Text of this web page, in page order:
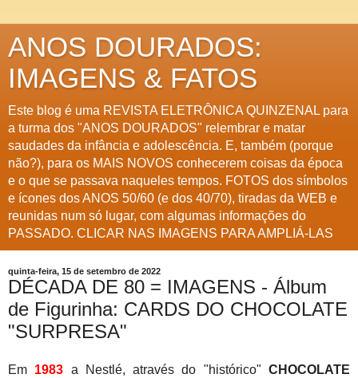
ANOS DOURADOS:
IMAGENS & FATOS
Este blog é uma REVISTA ELETRÔNICA QUINZENAL para
a turma dos "ANOS DOURADOS" relembrar e matar
saudades da infância e adolescência. E, também (porque
não?), para os MAIS NOVOS conhecerem coisas da época
e o que se passava naqueles tempos. FOTOS dos símbolos
e ícones dos ANOS 50/60 (e dos 40/70), tiradas da WEB e
reunidas num só lugar, com algumas informações do
PASSADO. CLICAR NAS IMAGENS PARA AMPLIÁ-LAS
quinta-feira, 15 de setembro de 2022
DÉCADA DE 80 = IMAGENS - Álbum
de Figurinha: CARDS DO CHOCOLATE
"SURPRESA"
Em 1983 a Nestlé, através do "histórico"CHOCOLATE